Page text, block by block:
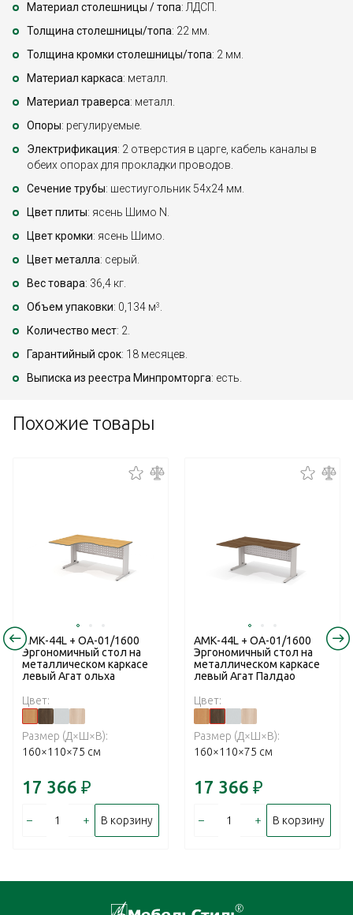
Материал столешницы / топа: ЛДСП.
Толщина столешницы/топа: 22 мм.
Толщина кромки столешницы/топа: 2 мм.
Материал каркаса: металл.
Материал траверса: металл.
Опоры: регулируемые.
Электрификация: 2 отверстия в царге, кабель каналы в
обеих опорах для прокладки проводов.
Сечение трубы: шестиугольник 54х24 мм.
Цвет плиты: ясень Шимо N.
Цвет кромки: ясень Шимо.
Цвет металла: серый.
Вес товара: 36,4 кг.
Объем упаковки: 0,134 м3 .
Количество мест: 2.
Гарантийный срок: 18 месяцев.
Выписка из реестра Минпромторга: есть.
Похожие товары
АМК-44L + ОА-01/1600
Эргономичный стол на
металлическом каркасе
левый Агат ольха
Цвет:
Размер (Д×Ш×В):
160×110×75 см
17 366 ₽
– + В корзину
АМК-44L + ОА-01/1600
Эргономичный стол на
металлическом каркасе
левый Агат Палдао
Цвет:
Размер (Д×Ш×В):
160×110×75 см
17 366 ₽
– + В корзину